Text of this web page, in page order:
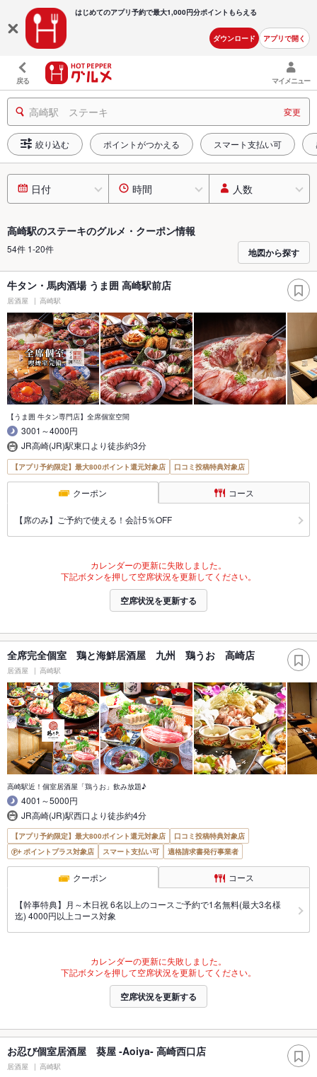
はじめてのアプリ予約で最大1,000円分ポイントもらえる
ダウンロード アプリで開く
戻る マイメニュー
高崎駅 ステーキ 変更
絞り込む ポイントがつかえる スマート支払い可
日付 時間 人数
高崎駅のステーキのグルメ・クーポン情報
54件 1-20件 地図から探す
牛タン・馬肉酒場 うま囲 高崎駅前店
居酒屋 高崎駅
【うま囲 牛タン専門店】全席個室空間
3001～4000円
JR高崎(JR)駅東口より徒歩約3分
【アプリ予約限定】最大800ポイント還元対象店 口コミ投稿特典対象店
クーポン コース
【席のみ】ご予約で使える！会計5％OFF
カレンダーの更新に失敗しました。
下記ボタンを押して空席状況を更新してください。
空席状況を更新する
全席完全個室 鶏と海鮮居酒屋 九州 鶏うお 高崎店
居酒屋 高崎駅
高崎駅近！個室居酒屋「鶏うお」飲み放題♪
4001～5000円
JR高崎(JR)駅西口より徒歩約4分
【アプリ予約限定】最大800ポイント還元対象店
口コミ投稿特典対象店
ポイントプラス対象店
スマート支払い可 適格請求書発行事業者
クーポン コース
【幹事特典】月～木日祝 6名以上のコースご予約で1名無料(最大3名様
迄) 4000円以上コース対象
カレンダーの更新に失敗しました。
下記ボタンを押して空席状況を更新してください。
空席状況を更新する
お忍び個室居酒屋 葵屋 ‐Aoiya‐ 高崎西口店
居酒屋 高崎駅